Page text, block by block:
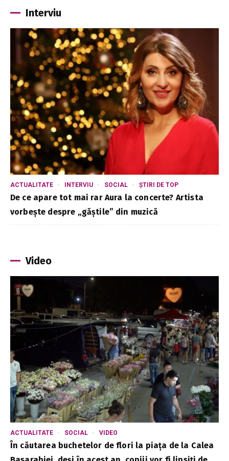
Interviu
ACTUALITATE INTERVIU SOCIAL ȘTIRI DE TOP
De ce apare tot mai rar Aura la concerte? Artista
vorbește despre „găștile” din muzică
Video
ACTUALITATE SOCIAL VIDEO
În căutarea buchetelor de flori la piața de la Calea